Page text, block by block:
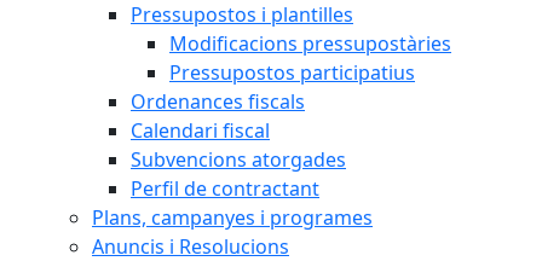
Pressupostos i plantilles
Modificacions pressupostàries
Pressupostos participatius
Ordenances fiscals
Calendari fiscal
Subvencions atorgades
Perfil de contractant
Plans, campanyes i programes
Anuncis i Resolucions